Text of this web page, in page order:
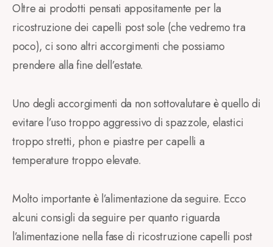
Oltre ai prodotti pensati appositamente per la
ricostruzione dei capelli post sole (che vedremo tra
poco), ci sono altri accorgimenti che possiamo
prendere alla fine dell’estate.
Uno degli accorgimenti da non sottovalutare è quello di
evitare l’uso troppo aggressivo di spazzole, elastici
troppo stretti, phon e piastre per capelli a
temperature troppo elevate.
Molto importante è l’alimentazione da seguire. Ecco
alcuni consigli da seguire per quanto riguarda
l’alimentazione nella fase di ricostruzione capelli post